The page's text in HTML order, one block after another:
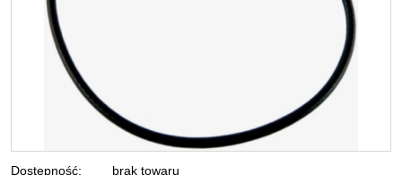
Dostępność: brak towaru